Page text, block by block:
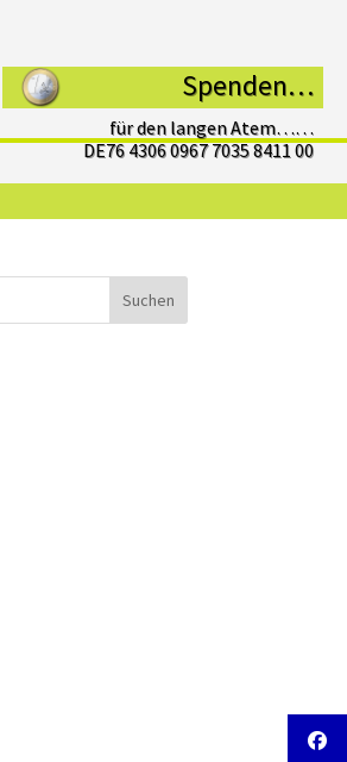
Spenden…
für den langen Atem……
DE76 4306 0967 7035 8411 00
Suchen